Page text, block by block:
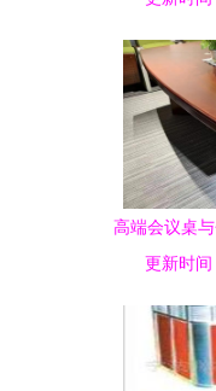
高端会议桌
采购
更新时